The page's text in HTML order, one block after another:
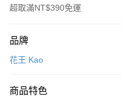
超取滿NT$390免運
POYA支付
超商取貨付款
品牌
花王 Kao
商品特色